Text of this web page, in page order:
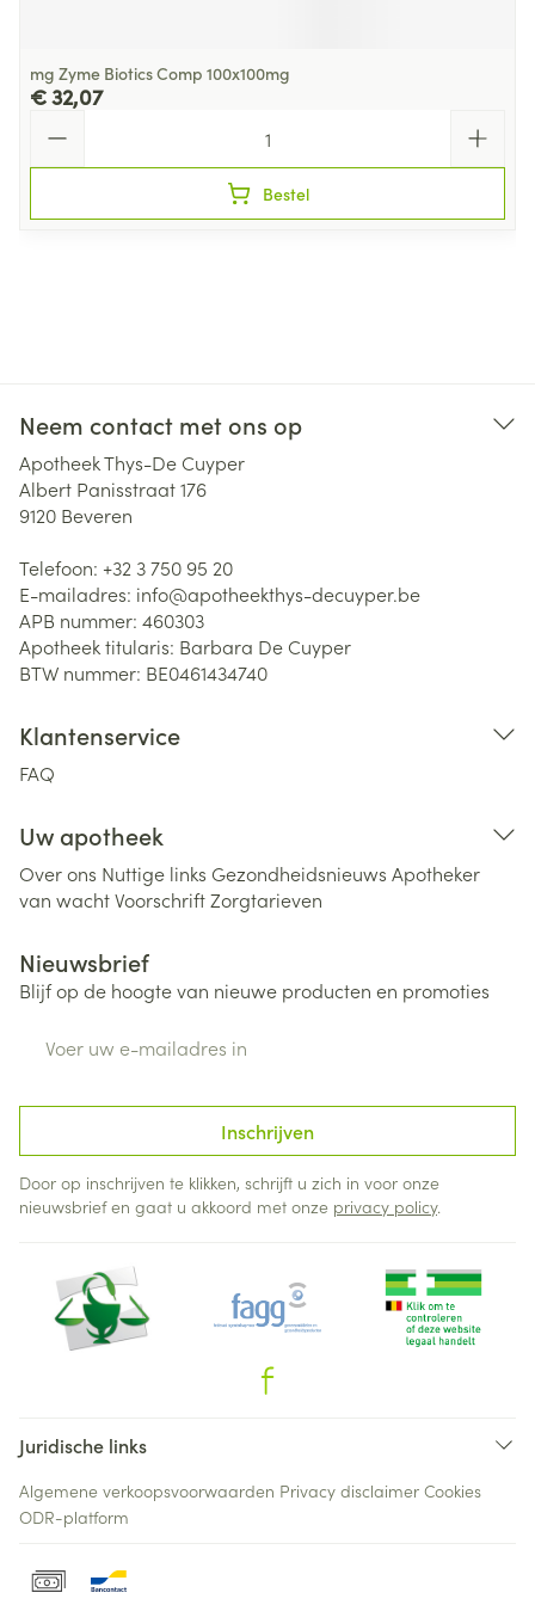
mg Zyme Biotics Comp 100x100mg
€ 32,07
Bestel
Neem contact met ons op
Apotheek Thys-De Cuyper
Albert Panisstraat 176
9120 Beveren
Telefoon: +32 3 750 95 20
E-mailadres: info@apotheekthys-decuyper.be
APB nummer: 460303
Apotheek titularis: Barbara De Cuyper
BTW nummer: BE0461434740
Klantenservice
FAQ
Uw apotheek
Over ons Nuttige links Gezondheidsnieuws Apotheker
van wachtVoorschriftZorgtarieven
Nieuwsbrief
Blijf op de hoogte van nieuwe producten en promoties
Inschrijven
Door op inschrijven te klikken, schrijft u zich in voor onze
nieuwsbrief en gaat u akkoord met onze privacy policy.
Juridische links
Algemene verkoopsvoorwaarden Privacy disclaimer Cookies
ODR-platform